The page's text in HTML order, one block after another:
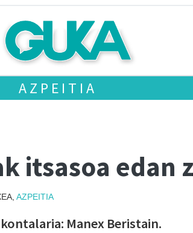
AZPEITIA
itsasoa edan
AZPEITIA
Manex Beristain.